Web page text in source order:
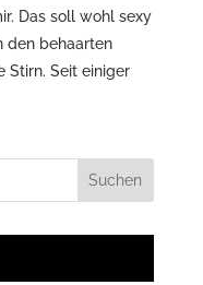
Das soll wohl sexy
den behaarten
Stirn. Seit einiger